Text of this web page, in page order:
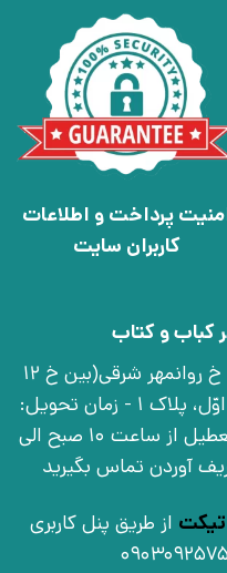
پرداخت و اطلاعات
کاربران سایت
کباب و کتاب
تهران، خ انقلاب، خ 12 فروردین، خ روانمهر شرقی(بین خ 12
فروردین و خ فخر رازی)، بن‌بست اوّل، پلاک 1 - زمان تحویل:
شنبه تا چهارشنبه به جز روزهای تعطیل از ساعت 10 صبح الی
از طریق پنل کاربری